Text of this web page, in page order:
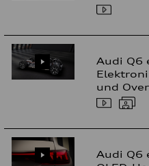
Audi Q6
und
Audi Q6